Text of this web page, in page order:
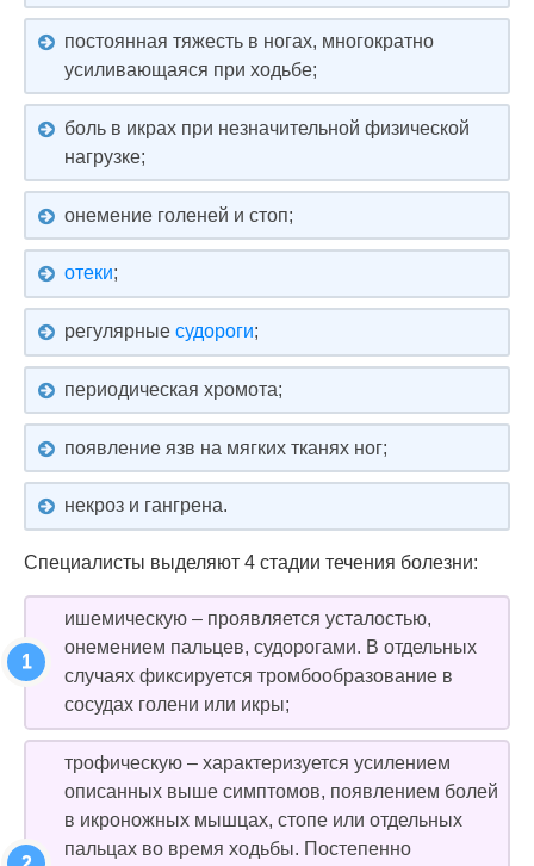
постоянная тяжесть в ногах, многократно
усиливающаяся при ходьбе;
боль в икрах при незначительной физической
нагрузке;
онемение голеней и стоп;
отеки;
регулярные судороги;
периодическая хромота;
появление язв на мягких тканях ног;
некроз и гангрена.
Специалисты выделяют 4 стадии течения болезни:
ишемическую – проявляется усталостью,
онемением пальцев, судорогами. В отдельных
случаях фиксируется тромбообразование в
сосудах голени или икры;
трофическую – характеризуется усилением
описанных выше симптомов, появлением болей
в икроножных мышцах, стопе или отдельных
пальцах во время ходьбы. Постепенно